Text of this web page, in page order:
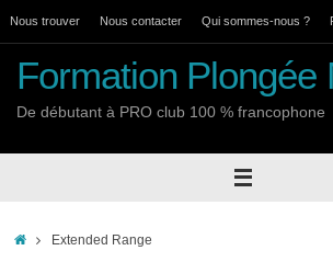
contenu
Nous trouver Nous contacter Qui sommes-nous ?
Formation Plongée
De débutant à PRO club 100 % francophone
AccueilExtended Range